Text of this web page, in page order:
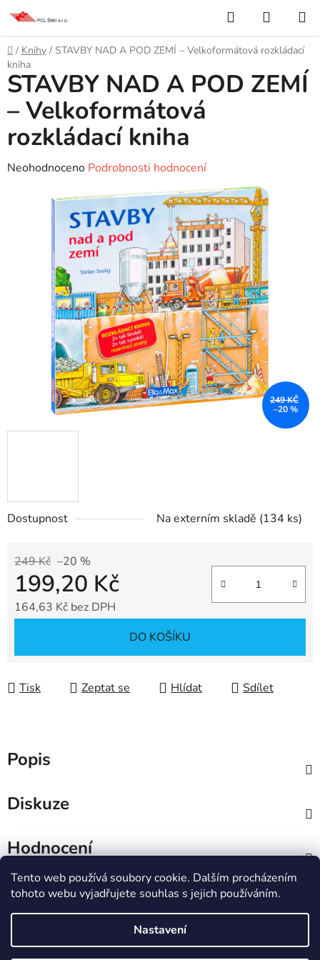
Tento web používá soubory cookie. Dalším procházením
tohoto webu vyjadřujete souhlas s jejich používáním.
Nastavení
Přejít
obsah
Hledat
KOŠÍK
Domů
/ Knihy / STAVBY NAD A POD ZEMÍ – Velkoformátová rozkládací
kniha
Dostupnost Na externím skladě (134 ks)
249 Kč –20 %
199,20 Kč
164,63 Kč bez DPH
DO KOŠÍKU
Tisk Zeptat se Hlídat Sdílet
STAVBY NAD A POD ZEMÍ
– Velkoformátová
rozkládací kniha
Průměrné
hvězdiček.
Neohodnoceno Podrobnosti hodnocení
249 KČ
–20 %
Popis
Diskuze
Hodnocení
IT e-shop